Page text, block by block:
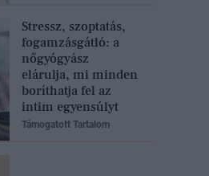
Stressz, szoptatás,
fogamzásgátló: a
nőgyógyász
elárulja, mi minden
boríthatja fel az
intim egyensúlyt
Támogatott Tartalom